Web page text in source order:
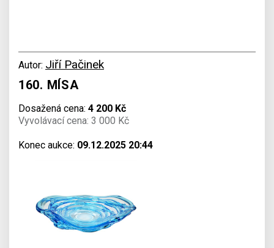
Autor: Jiří Pačinek
160. MÍSA
Dosažená cena: 4 200 Kč
Vyvolávací cena: 3 000 Kč
Konec aukce: 09.12.2025 20:44